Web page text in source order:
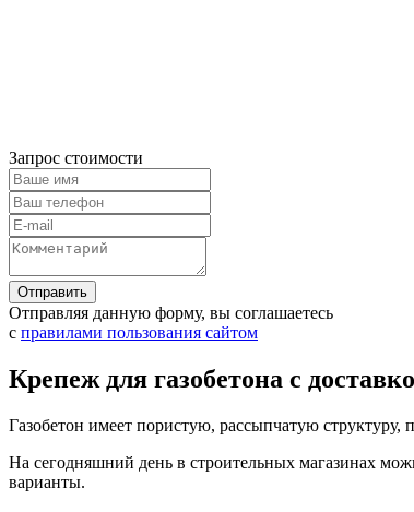
Запрос стоимости
Отправляя данную форму, вы соглашаетесь
с правилами пользования сайтом
Крепеж для газобетона с
Газобетон имеет пористую, рассыпчатую структуру,
На сегодняшний день в строительных магазинах
варианты.